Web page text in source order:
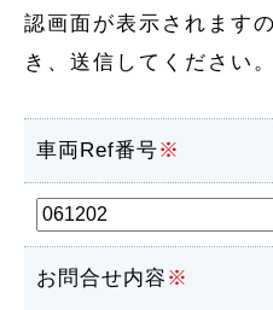
認画面が表示されます
き、送信してください。
車両Ref番号※
お問合せ内容 ※